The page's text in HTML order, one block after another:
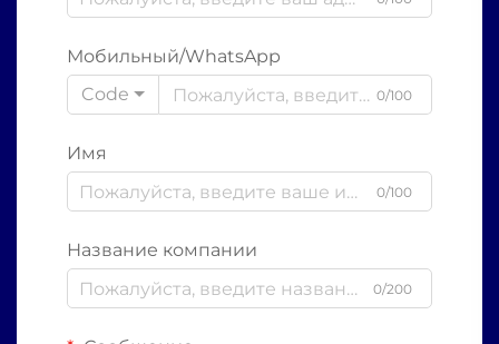
Мобильный/WhatsApp
Code
0/100
Имя
0/100
Название компании
0/200